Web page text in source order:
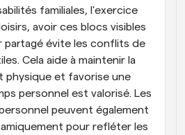
familiales, l'exercice
avoir ces blocs visibles
partagé évite les conflits de
Cela aide à maintenir la
physique et favorise une
personnel est valorisé. Les
peuvent également
pour refléter les